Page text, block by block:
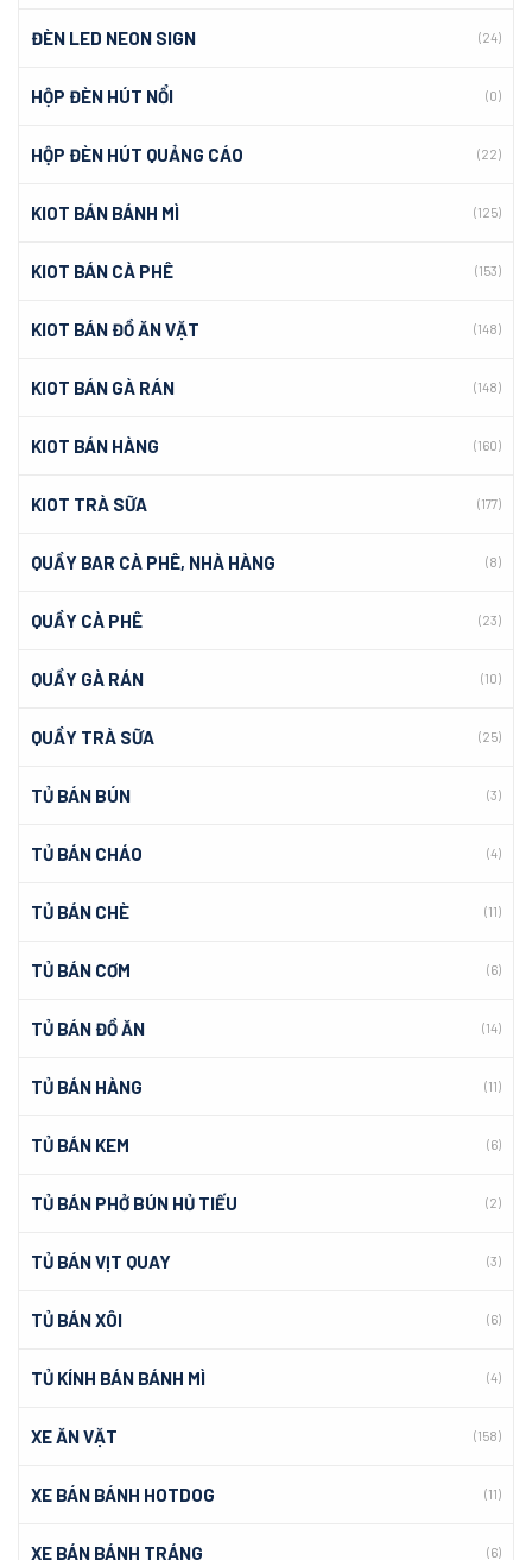
ĐÈN LED NEON SIGN (24)
HỘP ĐÈN HÚT NỔI (0)
HỘP ĐÈN HÚT QUẢNG CÁO (22)
KIOT BÁN BÁNH MÌ (125)
KIOT BÁN CÀ PHÊ (153)
KIOT BÁN ĐỒ ĂN VẶT (148)
KIOT BÁN GÀ RÁN (148)
KIOT BÁN HÀNG (160)
KIOT TRÀ SỮA (177)
QUẦY BAR CÀ PHÊ, NHÀ HÀNG (8)
QUẦY CÀ PHÊ (23)
QUẦY GÀ RÁN (10)
QUẦY TRÀ SỮA (25)
TỦ BÁN BÚN (3)
TỦ BÁN CHÁO (4)
TỦ BÁN CHÈ (11)
TỦ BÁN CƠM (6)
TỦ BÁN ĐỒ ĂN (14)
TỦ BÁN HÀNG (11)
TỦ BÁN KEM (6)
TỦ BÁN PHỞ BÚN HỦ TIẾU (2)
TỦ BÁN VỊT QUAY (3)
TỦ BÁN XÔI (6)
TỦ KÍNH BÁN BÁNH MÌ (4)
XE ĂN VẶT (158)
XE BÁN BÁNH HOTDOG (11)
XE BÁN BÁNH TRÁNG (6)